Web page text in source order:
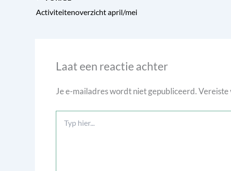
Activiteitenoverzicht april/mei
Laat een reactie achter
Je e-mailadres wordt niet gepubliceerd.Vereiste
hier...